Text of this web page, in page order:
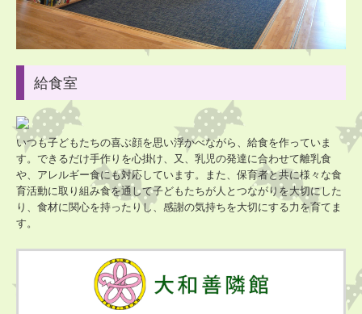
給食室
いつも子どもたちの喜ぶ顔を思い浮かべながら、給食を作っていま
す。できるだけ手作りを心掛け、又、乳児の発達に合わせて離乳食
や、アレルギー食にも対応しています。また、保育者と共に様々な食
育活動に取り組み食を通して子どもたちが人とつながりを大切にした
り、食材に関心を持ったりし、感謝の気持ちを大切にする力を育てま
す。